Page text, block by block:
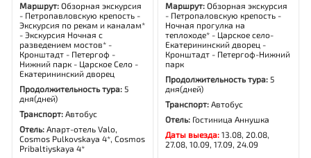
Маршрут:Обзорная экскурсия
- Петропавловскую крепость -
Экскурсия по рекам и каналам*
- Экскурсия Ночная с
разведением мостов* -
Кронштадт - Петергоф -
Нижний парк - Царское Село -
Екатерининский дворец
Продолжительность тура: 5
дня(дней)
Транспорт:Автобус
Отель:Апарт-отель Valo,
Cosmos Pulkovskaya 4*, Cosmos
Pribaltiyskaya 4*
Маршрут:Обзорная экскурсия
- Петропаловскую крепость -
Ночная прогулка на
теплоходе* - Царское село-
Екатерининский дворец -
Кронштадт - Петергоф-Нижний
парк
Продолжительность тура: 5
дня(дней)
Транспорт:Автобус
Отель: Гостиница Аннушка
Даты выезда:13.08, 20.08,
27.08, 10.09, 17.09, 24.09